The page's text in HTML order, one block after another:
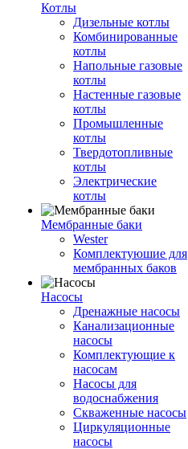
Котлы
Дизельные котлы
Комбинированные
котлы
Напольные газовые
котлы
Настенные газовые
котлы
Промышленные
котлы
Твердотопливные
котлы
Электрические
котлы
Мембранные баки
Wester
Комплектуюшие для
мембранных баков
Насосы
Дренажные насосы
Канализационные
насосы
Комплектующие к
насосам
Насосы для
водоснабжения
Скваженные насосы
Циркуляционные
насосы